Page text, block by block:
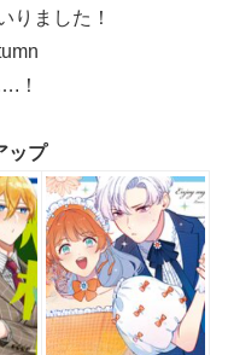
りました！
！
ップ